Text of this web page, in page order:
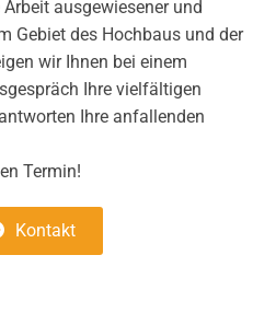
ausgewiesener und
Gebiet des Hochbaus und der
wir Ihnen bei einem
Ihre vielfältigen
Ihre anfallenden
Termin!
Kontakt